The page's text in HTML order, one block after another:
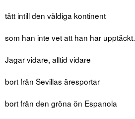
tätt intill den väldiga kontinent
som han inte vet att han har upptäckt.
Jagar vidare, alltid vidare
bort från Sevillas äresportar
bort från den gröna ön Espanola